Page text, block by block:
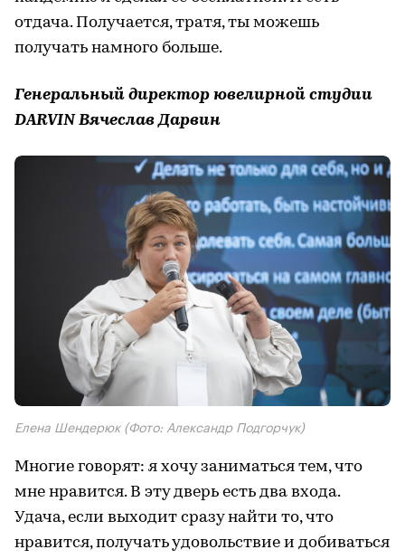
отдача. Получается, тратя, ты можешь
получать намного больше.
Генеральный директор ювелирной студии
DARVIN Вячеслав Дарвин
Елена Шендерюк(Фото: Александр Подгорчук)
Многие говорят: я хочу заниматься тем, что
мне нравится. В эту дверь есть два входа.
Удача, если выходит сразу найти то, что
нравится, получать удовольствие и добиваться